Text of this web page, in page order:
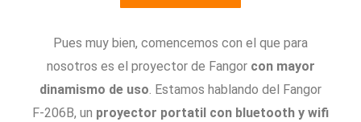
Pues muy bien, comencemos con el que para
nosotros es el proyector de Fangor con mayor
dinamismo de uso. Estamos hablando del Fangor
F-206B, un proyector portatil con bluetooth y wifi